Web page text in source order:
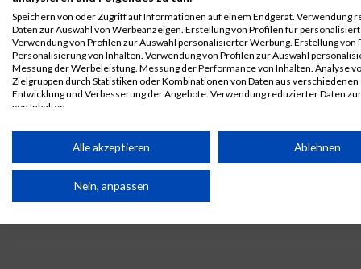
B2Run
München
Teamwertung
mixed
2397 Jules
Bertin
Souna 0000 GER Allianz
Legende:
Team Position, DNS = Did not start, DNF = Did not finish, DQ =
Speichern von oder Zugriff auf Informationen auf einem Endgerät. Verwendung
Daten zur Auswahl von Werbeanzeigen. Erstellung von Profilen für
Verwendung von Profilen zur Auswahl personalisierter Werbung. Erstellung von
Personalisierung von Inhalten. Verwendung von Profilen zur Auswahl
Messung der Werbeleistung. Messung der Performance von Inhalten. Analyse
Zielgruppen durch Statistiken oder Kombinationen von Daten aus
Entwicklung und Verbesserung der Angebote. Verwendung reduzierter Daten
von Inhalten.
werden.
Ihre Einwilligung und die cookie Richtlinie gelten ausschließlich für diese
Partnerliste anzeigen (1 IAB-Anbieter)
IAB-Verarbeitungszwecke:
Alle akzeptieren Ablehnen
Nein, anpassen